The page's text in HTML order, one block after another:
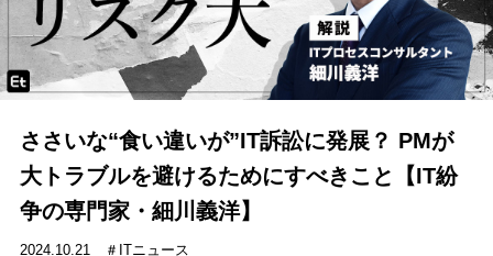
ささいな“食い違いが”IT訴訟に発展？ PMが
大トラブルを避けるためにすべきこと【IT紛
争の専門家・細川義洋】
2024.10.21 ITニュース